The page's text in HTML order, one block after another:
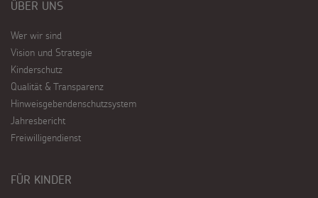
ÜBER UNS
Wer wir sind
Vision und Strategie
Kinderschutz
Qualität & Transparenz
Hinweisgebendenschutzsystem
Jahresbericht
Freiwilligendienst
FÜR KINDER